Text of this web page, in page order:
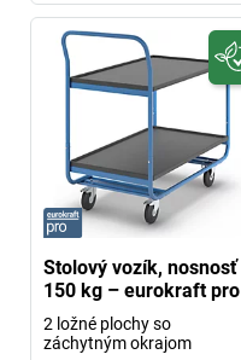
Stolový vozík, nosnosť
150 kg – eurokraft pro
2 ložné plochy so
záchytným okrajom